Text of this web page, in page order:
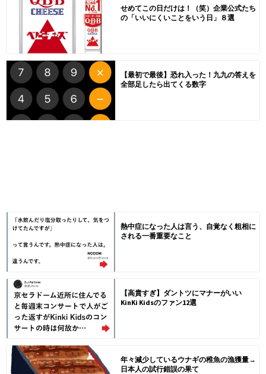
せめてこの日だけは！（笑）企業公式たち
の「いいにくいことをいう日」８選
【最初で最後】恐れ入った！九九の答えを
全部足したら出てくる数字
熱中症になった人は言う、自覚なく粗相に
される一番重要なこと
【高貴すぎ】ダントツにマナーがいい
KinKi Kidsのファン12選
年々減少しているウナギの稚魚の漁獲量→
日本人の試行錯誤の果て